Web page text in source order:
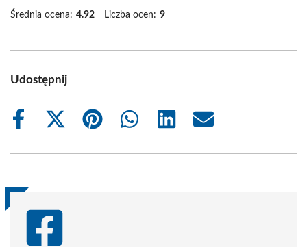
Średnia ocena: 4.92 Liczba ocen: 9
Udostępnij
Share
Share
(Twitter)
Share
Share
Share
Share